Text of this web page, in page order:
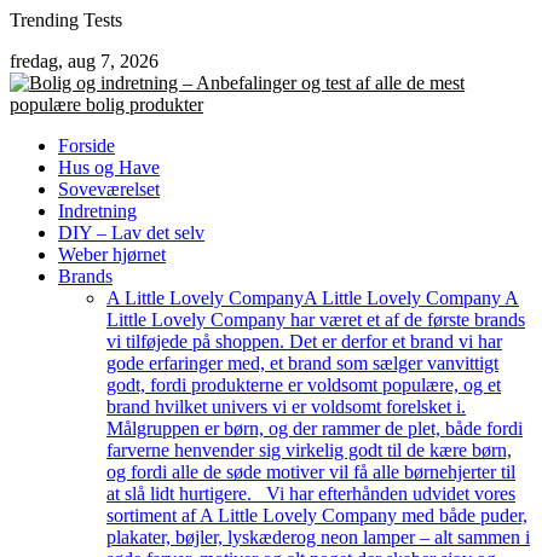
Skip
content
Trending Tests
fredag, aug 7, 2026
Forside
Hus og Have
Soveværelset
Indretning
DIY – Lav det selv
Weber hjørnet
Brands
A Little Lovely CompanyA Little Lovely Company A
Little Lovely Company har været et af de første brands
vi tilføjede på shoppen. Det er derfor et brand vi har
gode erfaringer med, et brand som sælger vanvittigt
godt, fordi produkterne er voldsomt populære, og et
brand hvilket univers vi er voldsomt forelsket i.
Målgruppen er børn, og der rammer de plet, både fordi
farverne henvender sig virkelig godt til de kære børn,
og fordi alle de søde motiver vil få alle børnehjerter til
at slå lidt hurtigere. Vi har efterhånden udvidet vores
sortiment af A Little Lovely Company med både puder,
plakater, bøjler, lyskæderog neon lamper – alt sammen i